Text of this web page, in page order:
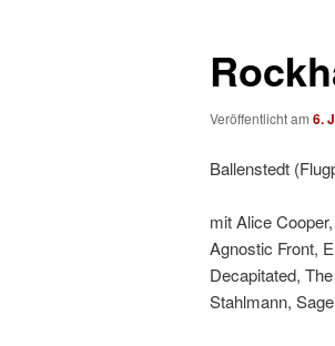
Veröffentlicht am 6.
Ballenstedt
mit Alice
Agnostic Front,
Decapitated,
Stahlmann,